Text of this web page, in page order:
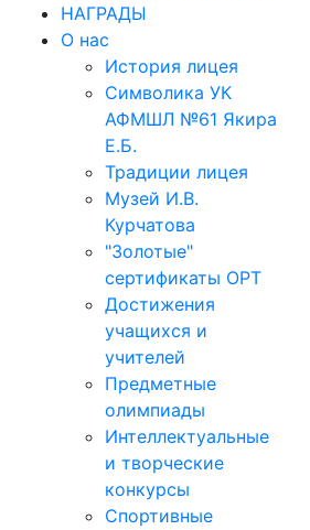
НАГРАДЫ
О нас
История лицея
Символика УК
АФМШЛ №61 Якира
Е.Б.
Традиции лицея
Музей И.В.
Курчатова
"Золотые"
сертификаты ОРТ
Достижения
учащихся и
учителей
Предметные
олимпиады
Интеллектуальные
и творческие
конкурсы
Спортивные